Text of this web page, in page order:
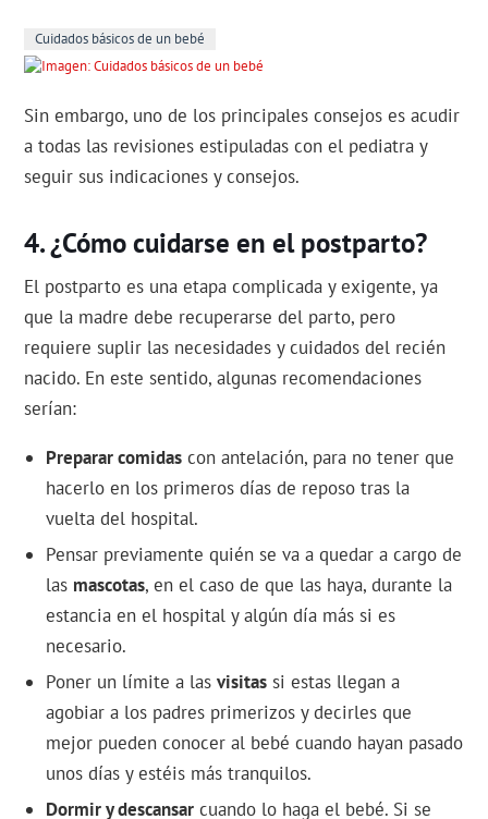
Cuidados básicos de un bebé
Sin embargo, uno de los principales consejos es acudir
a todas las revisiones estipuladas con el pediatra y
seguir sus indicaciones y consejos.
¿Cómo cuidarse en el postparto?
El postparto es una etapa complicada y exigente, ya
que la madre debe recuperarse del parto, pero
requiere suplir las necesidades y cuidados del recién
nacido. En este sentido, algunas recomendaciones
serían:
Preparar comidas con antelación, para no tener que
hacerlo en los primeros días de reposo tras la
vuelta del hospital.
Pensar previamente quién se va a quedar a cargo de
las mascotas, en el caso de que las haya, durante la
estancia en el hospital y algún día más si es
necesario.
Poner un límite a lasvisitas si estas llegan a
agobiar a los padres primerizos y decirles que
mejor pueden conocer al bebé cuando hayan pasado
unos días y estéis más tranquilos.
Dormir y descansar cuando lo haga el bebé. Si se